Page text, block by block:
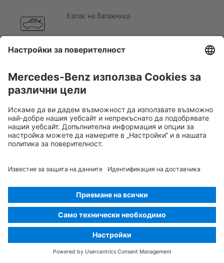
Капак на багажника
Извадете интелигентния ключ
Компонент от климатизацията
Внимание, ниска температура
Rescue Card ЛЕК АВТОМОБИЛ Версия 07/2026 03.8 ID-Nr.:
223.068
© 2026Mercedes-Benz AG